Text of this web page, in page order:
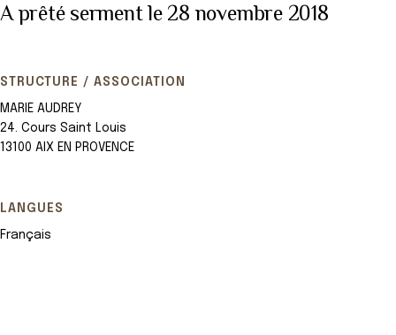
A prêté serment le 28 novembre 2018
STRUCTURE / ASSOCIATION
MARIE AUDREY
24. Cours Saint Louis
13100 AIX EN PROVENCE
LANGUES
Français